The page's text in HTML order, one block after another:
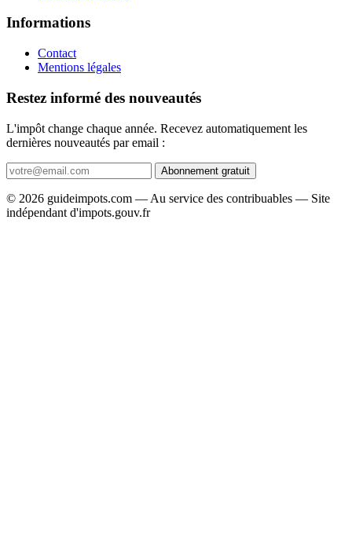
Informations
Contact
Mentions légales
Restez informé des nouveautés
L'impôt change chaque année. Recevez automatiquement les
dernières nouveautés par email :
Abonnement gratuit
© 2026 guideimpots.com — Au service des contribuables — Site
indépendant d'impots.gouv.fr